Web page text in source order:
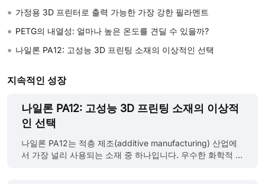
• 가정용 3D 프린터로 출력 가능한 가장 강한 필라멘트
• PETG의 내열성: 얼마나 높은 온도를 견딜 수 있을까?
• 나일론 PA12: 고성능 3D 프린팅 소재의 이상적인 선택
지속적인 성장
나일론 PA12: 고성능 3D 프린팅 소재의 이상적
인 선택
나일론 PA12는 적층 제조(additive manufacturing) 산업에
서 가장 널리 사용되는 소재 중 하나입니다. 우수한 화학적 저